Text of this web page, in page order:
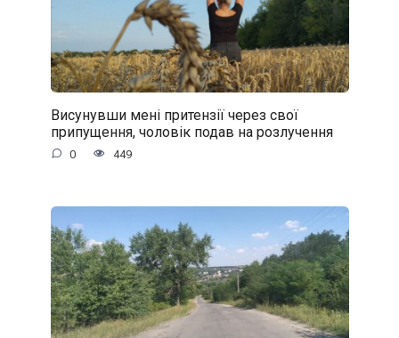
Висунувши мені притензії через свої
припущення, чоловік подав на розлучення
0 449